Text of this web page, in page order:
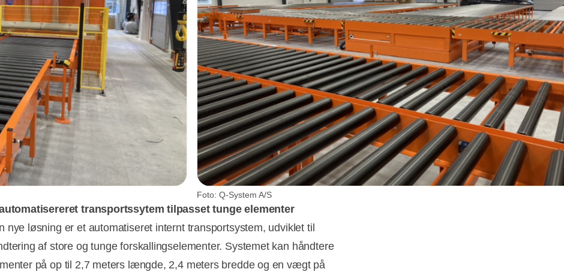
Foto: Q-System A/S
transportssytem tilpasset tunge elementer
nye løsning er et automatiseret internt transportsystem, udviklet til
af store og tunge forskallingselementer. Systemet kan håndtere
på op til 2,7 meters længde, 2,4 meters bredde og en vægt på